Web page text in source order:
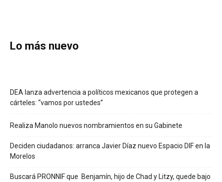
Lo más nuevo
DEA lanza advertencia a políticos mexicanos que protegen a
cárteles: “vamos por ustedes”
Realiza Manolo nuevos nombramientos en su Gabinete
Deciden ciudadanos: arranca Javier Díaz nuevo Espacio DIF en la
Morelos
Buscará PRONNIF que Benjamín, hijo de Chad y Litzy, quede bajo